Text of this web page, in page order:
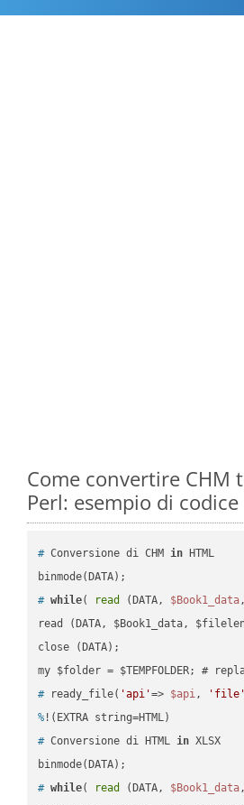
Come convertire CHM
Perl: esempio di codice
# Conversione di CHM in HTML
# while( read (DATA, $Book1_data
read (DATA, $Book1_data,
close (DATA);
# ready_file( 'api'=> $api,
% !(EXTRA string=HTML)
# Conversione di HTML in XLSX
# while( read (DATA, $Book1_data